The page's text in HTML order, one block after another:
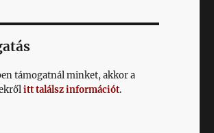
támogatnál minket, akkor a
itt találsz információt.